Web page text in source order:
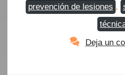
prevención de lesiones ,
Deja un